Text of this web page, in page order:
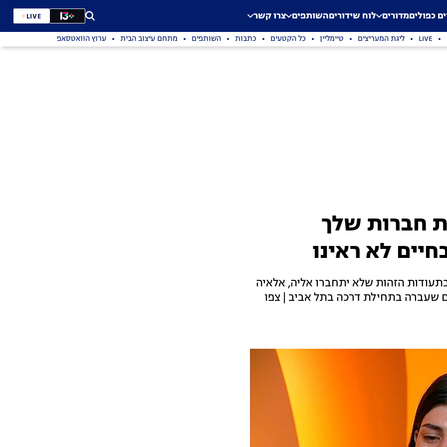
Application error: a
. כפוליםמדורים לוח שידוריםהשותפים צרו קשר LIVE
LIVE ליגת המעריצים טיימליין כל הקטעים כתבות השותפים מתחם עיצוב הבית ערוץ הוואטסאפ
חברות שלך
לא ראינו
הזהות שלא יתחברו אליה, אלאיה
בתחילת דרכה בתל אביב | צפו